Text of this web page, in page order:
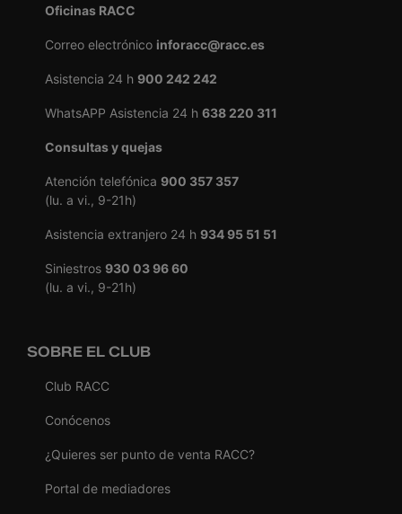
Oficinas RACC
Correo electrónico inforacc@racc.es
Asistencia 24 h 900 242 242
WhatsAPP Asistencia 24 h 638 220 311
Consultas y quejas
Atención telefónica 900 357 357
(lu. a vi., 9-21h)
Asistencia extranjero 24 h 934 95 51 51
Siniestros 930 03 96 60
(lu. a vi., 9-21h)
SOBRE EL CLUB
Club RACC
Conócenos
¿Quieres ser punto de venta RACC?
Portal de mediadores